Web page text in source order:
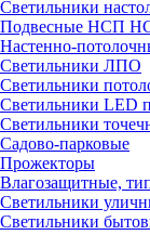
Светильники
Подвесные НСП
Настенно-
Светильники ЛПО
Светильники
Светильники LED
Светильники
Садово-парковые
Прожекторы
Влагозащитные,
Светильники
Светильники